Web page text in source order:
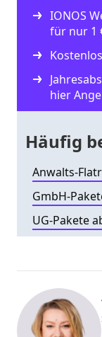
IONOS
für nur 1
hier
Häufig
Anwalts-
GmbH-
UG-Pakete